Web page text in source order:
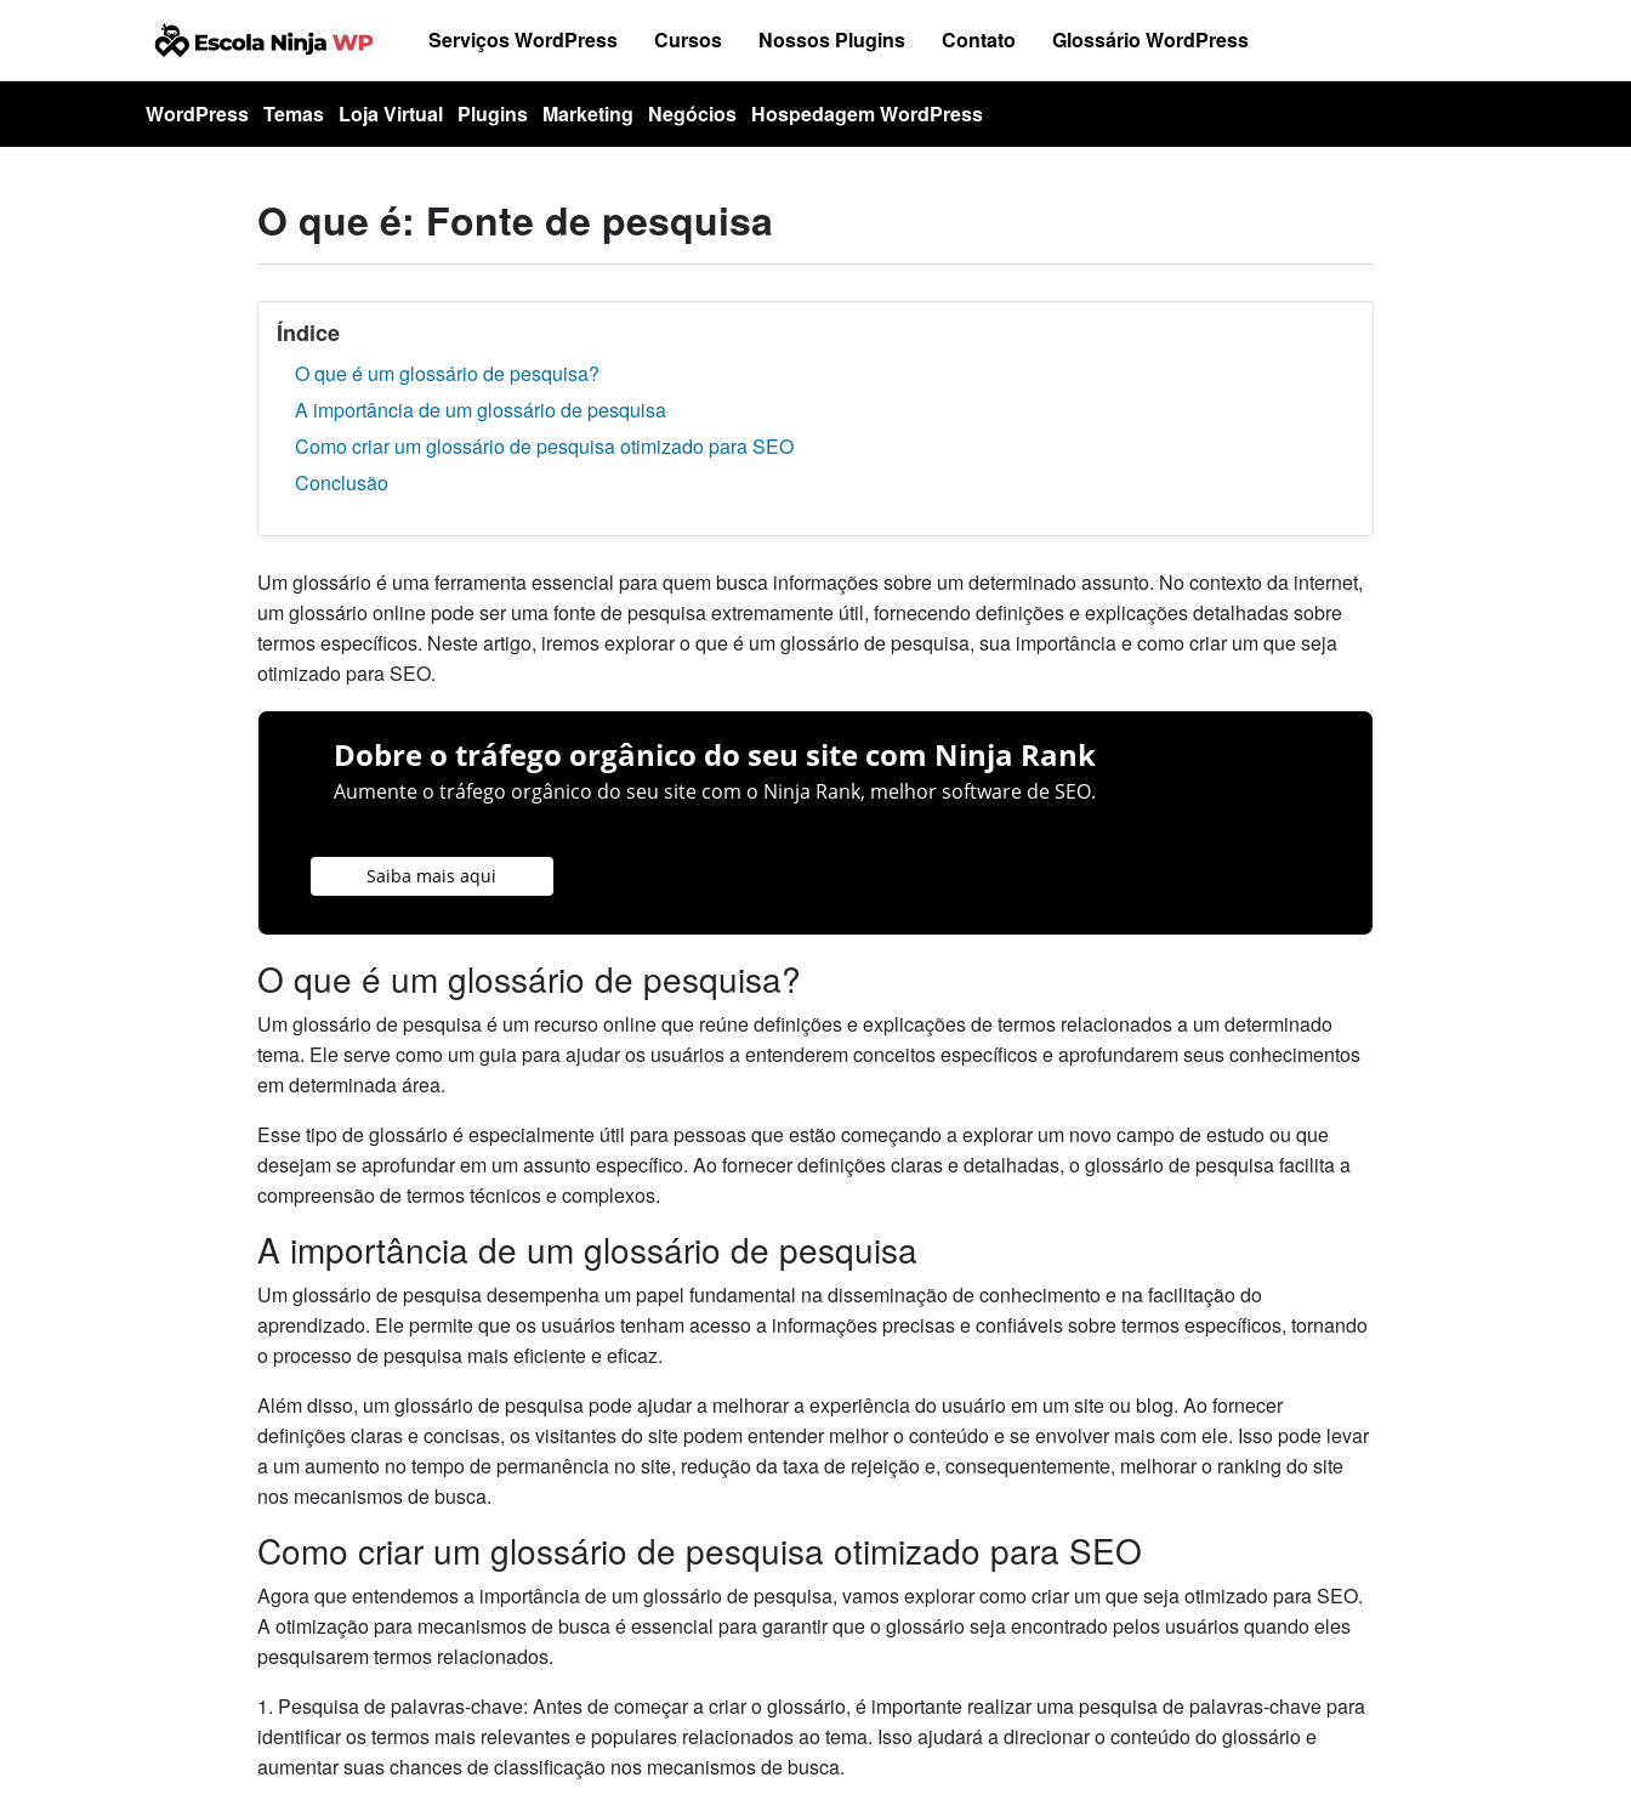
Serviços WordPress Cursos Nossos Plugins Contato Glossário WordPress
WordPress Temas Loja Virtual Plugins Marketing Negócios Hospedagem WordPress
O que é: Fonte de pesquisa
Índice
O que é um glossário de pesquisa?
A importância de um glossário de pesquisa
Como criar um glossário de pesquisa otimizado para SEO
Conclusão
Um glossário é uma ferramenta essencial para quem busca informações sobre um determinado assunto. No contexto da internet,
um glossário online pode ser uma fonte de pesquisa extremamente útil, fornecendo definições e explicações detalhadas sobre
termos específicos. Neste artigo, iremos explorar o que é um glossário de pesquisa, sua importância e como criar um que seja
otimizado para SEO.
Dobre o tráfego orgânico do seu site com Ninja Rank
Aumente o tráfego orgânico do seu site com o Ninja Rank, melhor software de SEO.
Saiba mais aqui
O que é um glossário de pesquisa?
Um glossário de pesquisa é um recurso online que reúne definições e explicações de termos relacionados a um determinado
tema. Ele serve como um guia para ajudar os usuários a entenderem conceitos específicos e aprofundarem seus conhecimentos
em determinada área.
Esse tipo de glossário é especialmente útil para pessoas que estão começando a explorar um novo campo de estudo ou que
desejam se aprofundar em um assunto específico. Ao fornecer definições claras e detalhadas, o glossário de pesquisa facilita a
compreensão de termos técnicos e complexos.
A importância de um glossário de pesquisa
Um glossário de pesquisa desempenha um papel fundamental na disseminação de conhecimento e na facilitação do
aprendizado. Ele permite que os usuários tenham acesso a informações precisas e confiáveis sobre termos específicos, tornando
o processo de pesquisa mais eficiente e eficaz.
Além disso, um glossário de pesquisa pode ajudar a melhorar a experiência do usuário em um site ou blog. Ao fornecer
definições claras e concisas, os visitantes do site podem entender melhor o conteúdo e se envolver mais com ele. Isso pode levar
a um aumento no tempo de permanência no site, redução da taxa de rejeição e, consequentemente, melhorar o ranking do site
nos mecanismos de busca.
Como criar um glossário de pesquisa otimizado para SEO
Agora que entendemos a importância de um glossário de pesquisa, vamos explorar como criar um que seja otimizado para SEO.
A otimização para mecanismos de busca é essencial para garantir que o glossário seja encontrado pelos usuários quando eles
pesquisarem termos relacionados.
1. Pesquisa de palavras-chave: Antes de começar a criar o glossário, é importante realizar uma pesquisa de palavras-chave para
identificar os termos mais relevantes e populares relacionados ao tema. Isso ajudará a direcionar o conteúdo do glossário e
aumentar suas chances de classificação nos mecanismos de busca.